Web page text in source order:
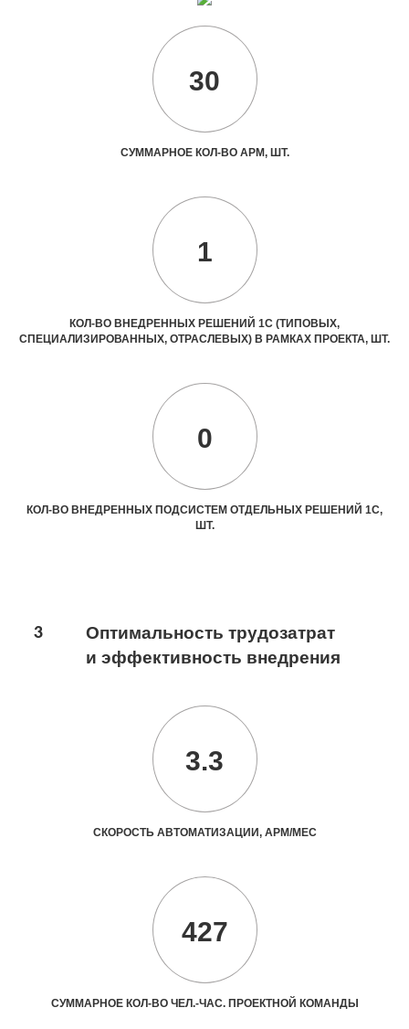
30
СУММАРНОЕ КОЛ-ВО АРМ, ШТ.
1
КОЛ-ВО ВНЕДРЕННЫХ РЕШЕНИЙ 1С (ТИПОВЫХ,
СПЕЦИАЛИЗИРОВАННЫХ, ОТРАСЛЕВЫХ) В РАМКАХ ПРОЕКТА, ШТ.
0
КОЛ-ВО ВНЕДРЕННЫХ ПОДСИСТЕМ ОТДЕЛЬНЫХ РЕШЕНИЙ 1С,
ШТ.
3
Оптимальность трудозатрат
и эффективность внедрения
3.3
СКОРОСТЬ АВТОМАТИЗАЦИИ, АРМ/МЕС
427
СУММАРНОЕ КОЛ-ВО ЧЕЛ.-ЧАС. ПРОЕКТНОЙ КОМАНДЫ